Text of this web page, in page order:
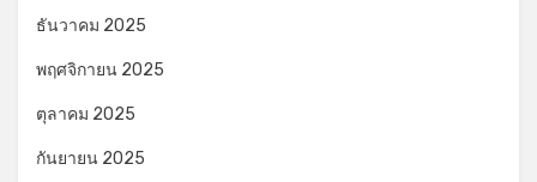
ธันวาคม 2025
พฤศจิกายน 2025
ตุลาคม 2025
กันยายน 2025